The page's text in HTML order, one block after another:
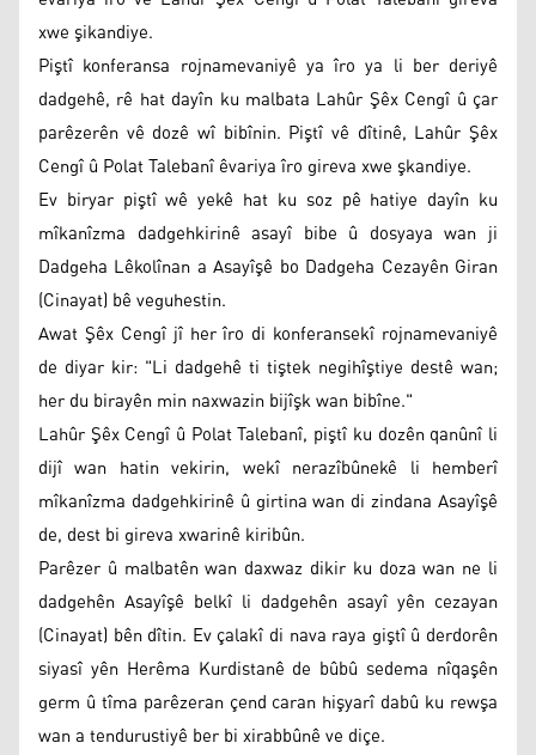
xwe şikandiye.
Piştî konferansa rojnamevaniyê ya îro ya li ber deriyê
dadgehê, rê hat dayîn ku malbata Lahûr Şêx Cengî û çar
parêzerên vê dozê wî bibînin. Piştî vê dîtinê, Lahûr Şêx
Cengî û Polat Talebanî êvariya îro gireva xwe şkandiye.
Ev biryar piştî wê yekê hat ku soz pê hatiye dayîn ku
mîkanîzma dadgehkirinê asayî bibe û dosyaya wan ji
Dadgeha Lêkolînan a Asayîşê bo Dadgeha Cezayên Giran
(Cinayat) bê veguhestin.
Awat Şêx Cengî jî her îro di konferansekî rojnamevaniyê
de diyar kir: "Li dadgehê ti tiştek negihîştiye destê wan;
her du birayên min naxwazin bijîşk wan bibîne."
Lahûr Şêx Cengî û Polat Talebanî, piştî ku dozên qanûnî li
dijî wan hatin vekirin, wekî nerazîbûnekê li hemberî
mîkanîzma dadgehkirinê û girtina wan di zindana Asayîşê
de, dest bi gireva xwarinê kiribûn.
Parêzer û malbatên wan daxwaz dikir ku doza wan ne li
dadgehên Asayîşê belkî li dadgehên asayî yên cezayan
(Cinayat) bên dîtin. Ev çalakî di nava raya giştî û derdorên
siyasî yên Herêma Kurdistanê de bûbû sedema nîqaşên
germ û tîma parêzeran çend caran hişyarî dabû ku rewşa
wan a tendurustiyê ber bi xirabbûnê ve diçe.